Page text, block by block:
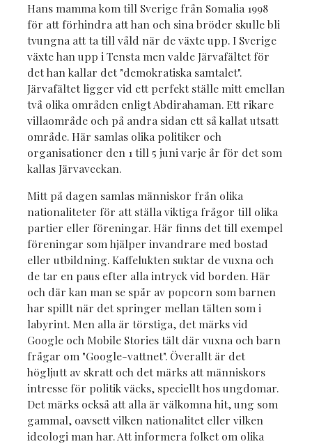
Hans mamma kom till Sverige från Somalia 1998
för att förhindra att han och sina bröder skulle bli
tvungna att ta till våld när de växte upp. I Sverige
växte han upp i Tensta men valde Järvafältet för
det han kallar det "demokratiska samtalet".
Järvafältet ligger vid ett perfekt ställe mitt emellan
två olika områden enligt Abdirahaman. Ett rikare
villaområde och på andra sidan ett så kallat utsatt
område. Här samlas olika politiker och
organisationer den 1 till 5 juni varje år för det som
kallas Järvaveckan.
Mitt på dagen samlas människor från olika
nationaliteter för att ställa viktiga frågor till olika
partier eller föreningar. Här finns det till exempel
föreningar som hjälper invandrare med bostad
eller utbildning. Kaffelukten suktar de vuxna och
de tar en paus efter alla intryck vid borden. Här
och där kan man se spår av popcorn som barnen
har spillt när det springer mellan tälten som i
labyrint. Men alla är törstiga, det märks vid
Google och Mobile Stories tält där vuxna och barn
frågar om "Google-vattnet". Överallt är det
högljutt av skratt och det märks att människors
intresse för politik väcks, speciellt hos ungdomar.
Det märks också att alla är välkomna hit, ung som
gammal, oavsett vilken nationalitet eller vilken
ideologi man har. Att informera folket om olika